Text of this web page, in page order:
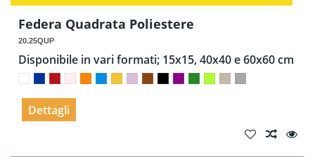
Federa Quadrata Poliestere
20.25QUP
Disponibile in vari formati; 15x15, 40x40 e 60x60 cm
Dettagli